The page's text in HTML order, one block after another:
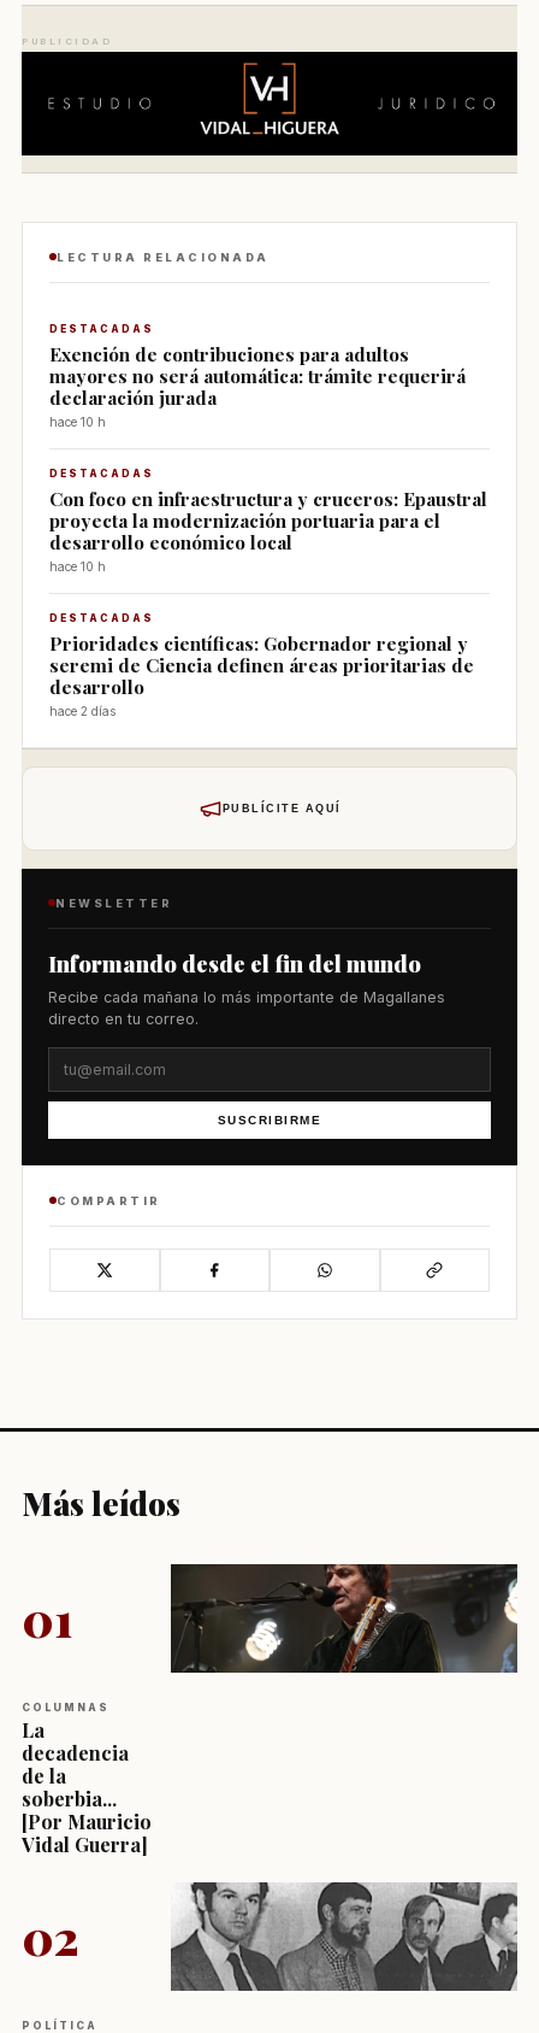
PUBLICIDAD
LECTURA RELACIONADA
DESTACADAS
Exención de contribuciones para adultos
mayores no será automática: trámite requerirá
declaración jurada
hace 10 h
DESTACADAS
Con foco en infraestructura y cruceros: Epaustral
proyecta la modernización portuaria para el
desarrollo económico local
hace 10 h
DESTACADAS
Prioridades científicas: Gobernador regional y
seremi de Ciencia definen áreas prioritarias de
desarrollo
hace 2 días
PUBLÍCITE AQUÍ
NEWSLETTER
Informando desde el fin del mundo
Recibe cada mañana lo más importante de Magallanes
directo en tu correo.
SUSCRIBIRME
COMPARTIR
Más leídos
01
COLUMNAS
La
decadencia
de la
soberbia...
[Por Mauricio
Vidal Guerra]
02
POLÍTICA